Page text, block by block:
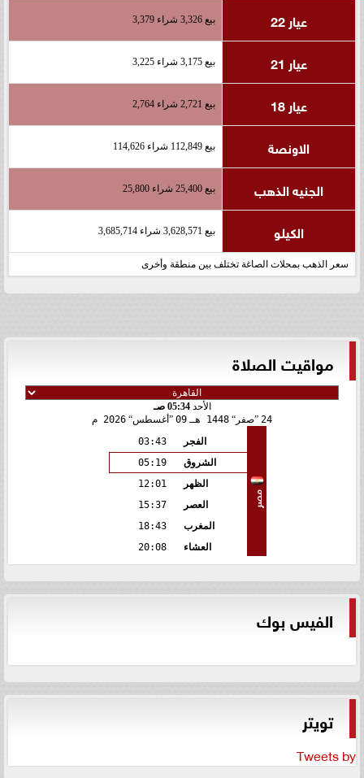
عيار 22 بيع 3,326 شراء 3,379
عيار 21 بيع 3,175 شراء 3,225
عيار 18 بيع 2,721 شراء 2,764
الاونصة بيع 112,849 شراء 114,626
الجنيه الذهب بيع 25,400 شراء 25,800
الكيلو بيع 3,628,571 شراء 3,685,714
سعر الذهب بمحلات الصاغة تختلف بين منطقة وأخرى
مواقيت الصلاة
الأحد05:34 صـ
24 صفر 1448 هـ 09 أغسطس 2026 م
مصر
الفجر
03:43
الشروق
05:19
الظهر
12:01
العصر
15:37
المغرب
18:43
العشاء
20:08
الفيس بوك
تويتر
Tweets by